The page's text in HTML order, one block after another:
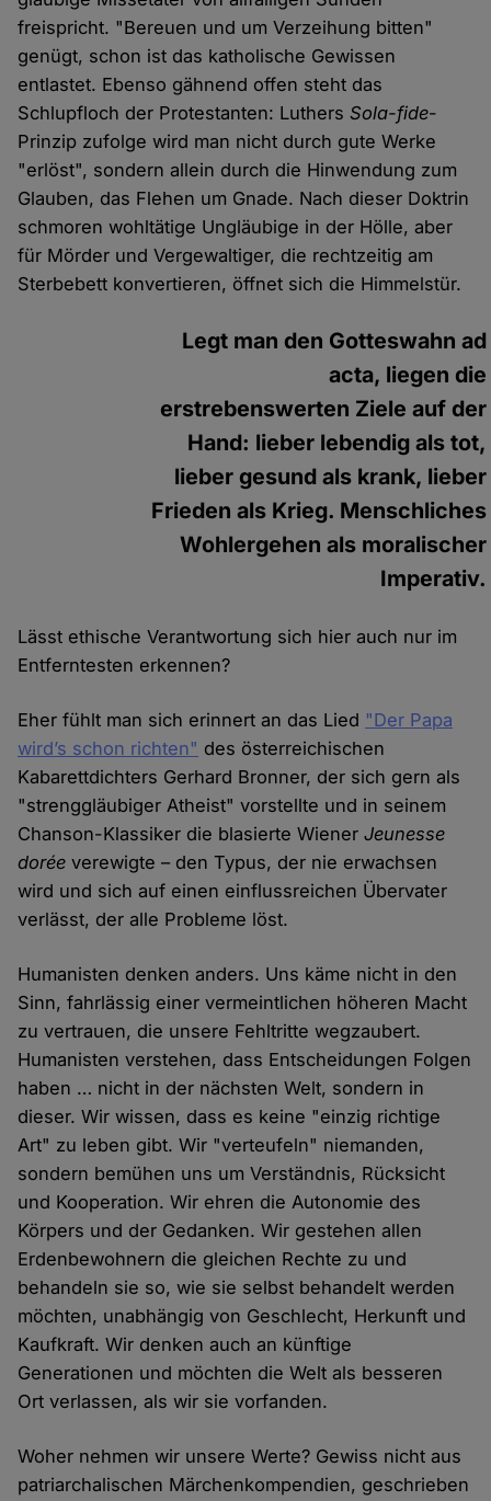
freispricht. "Bereuen und um Verzeihung bitten"
genügt, schon ist das katholische Gewissen
entlastet. Ebenso gähnend offen steht das
Schlupfloch der Protestanten: LuthersSola-fide-
Prinzip zufolge wird man nicht durch gute Werke
"erlöst", sondern allein durch die Hinwendung zum
Glauben, das Flehen um Gnade. Nach dieser Doktrin
schmoren wohltätige Ungläubige in der Hölle, aber
für Mörder und Vergewaltiger, die rechtzeitig am
Sterbebett konvertieren, öffnet sich die Himmelstür.
Legt man den Gotteswahn ad
acta, liegen die
erstrebenswerten Ziele auf der
Hand: lieber lebendig als tot,
lieber gesund als krank, lieber
Frieden als Krieg. Menschliches
Wohlergehen als moralischer
Imperativ.
Lässt ethische Verantwortung sich hier auch nur im
Entferntesten erkennen?
Eher fühlt man sich erinnert an das Lied "Der Papa
wird’s schon richten" des österreichischen
Kabarettdichters Gerhard Bronner, der sich gern als
"strenggläubiger Atheist" vorstellte und in seinem
Chanson-Klassiker die blasierte WienerJeunesse
dorée verewigte – den Typus, der nie erwachsen
wird und sich auf einen einflussreichen Übervater
verlässt, der alle Probleme löst.
Humanisten denken anders. Uns käme nicht in den
Sinn, fahrlässig einer vermeintlichen höheren Macht
zu vertrauen, die unsere Fehltritte wegzaubert.
Humanisten verstehen, dass Entscheidungen Folgen
haben … nicht in der nächsten Welt, sondern in
dieser. Wir wissen, dass es keine "einzig richtige
Art" zu leben gibt. Wir "verteufeln" niemanden,
sondern bemühen uns um Verständnis, Rücksicht
und Kooperation. Wir ehren die Autonomie des
Körpers und der Gedanken. Wir gestehen allen
Erdenbewohnern die gleichen Rechte zu und
behandeln sie so, wie sie selbst behandelt werden
möchten, unabhängig von Geschlecht, Herkunft und
Kaufkraft. Wir denken auch an künftige
Generationen und möchten die Welt als besseren
Ort verlassen, als wir sie vorfanden.
Woher nehmen wir unsere Werte? Gewiss nicht aus
patriarchalischen Märchenkompendien, geschrieben